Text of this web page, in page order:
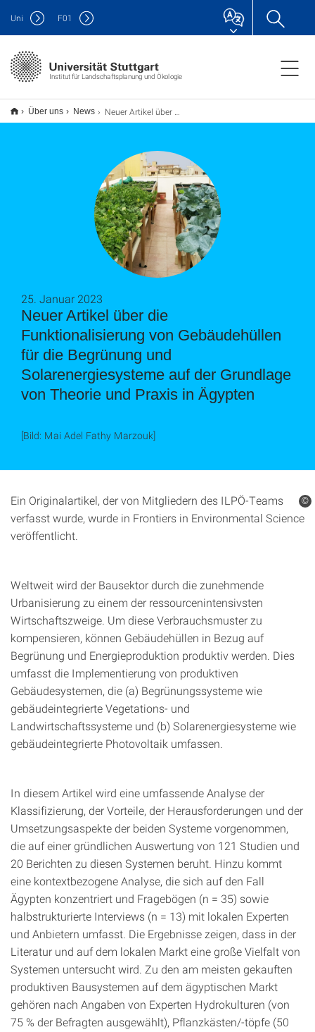
Institut für Landschaftsplanung und Ökologie
Uni F01
Über uns News Neuer Artikel über die Funktionalisierung von Gebäudehüllen für die Begrünung und Solarenergiesysteme auf der Grundlage von Theorie und Praxis in Ägypten
Neuer Artikel über die
Funktionalisierung von Gebäudehüllen
für die Begrünung und
Solarenergiesysteme auf der Grundlage
von Theorie und Praxis in Ägypten
25. Januar 2023
[Bild: Mai Adel Fathy Marzouk]
Ein Originalartikel, der von Mitgliedern des ILPÖ-Teams
verfasst wurde, wurde in Frontiers in Environmental Science
veröffentlicht.
Weltweit wird der Bausektor durch die zunehmende
Urbanisierung zu einem der ressourcenintensivsten
Wirtschaftszweige. Um diese Verbrauchsmuster zu
kompensieren, können Gebäudehüllen in Bezug auf
Begrünung und Energieproduktion produktiv werden. Dies
umfasst die Implementierung von produktiven
Gebäudesystemen, die (a) Begrünungssysteme wie
gebäudeintegrierte Vegetations- und
Landwirtschaftssysteme und (b) Solarenergiesysteme wie
gebäudeintegrierte Photovoltaik umfassen.
In diesem Artikel wird eine umfassende Analyse der
Klassifizierung, der Vorteile, der Herausforderungen und der
Umsetzungsaspekte der beiden Systeme vorgenommen,
die auf einer gründlichen Auswertung von 121 Studien und
20 Berichten zu diesen Systemen beruht. Hinzu kommt
eine kontextbezogene Analyse, die sich auf den Fall
Ägypten konzentriert und Fragebögen (n = 35) sowie
halbstrukturierte Interviews (n = 13) mit lokalen Experten
und Anbietern umfasst. Die Ergebnisse zeigen, dass in der
Literatur und auf dem lokalen Markt eine große Vielfalt von
Systemen untersucht wird. Zu den am meisten gekauften
produktiven Bausystemen auf dem ägyptischen Markt
gehören nach Angaben von Experten Hydrokulturen (von
75 % der Befragten ausgewählt), Pflanzkästen/-töpfe (50
©